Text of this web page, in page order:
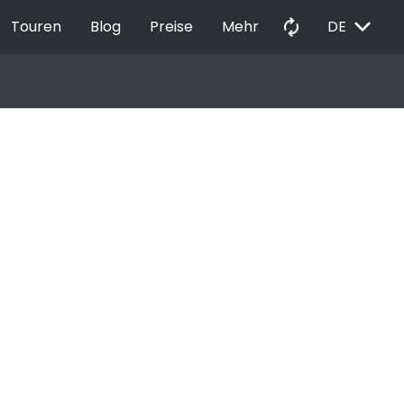
Touren Blog Preise Mehr autorenew DE EXPAND_MORE